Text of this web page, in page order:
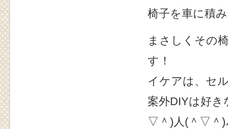
椅子を車に積
まさしくその
す！
イケアは、セ
案外DIYは好
▽＾)人(＾▽＾)